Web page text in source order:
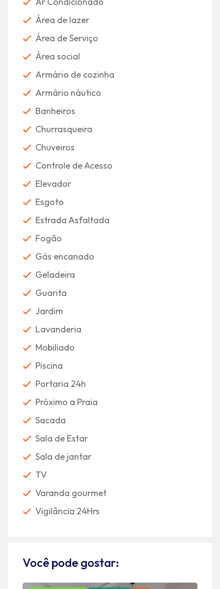
Área de lazer
Área de Serviço
Área social
Armário de cozinha
Armário náutico
Banheiros
Churrasqueira
Chuveiros
Controle de Acesso
Elevador
Esgoto
Estrada Asfaltada
Fogão
Gás encanado
Geladeira
Guarita
Jardim
Lavanderia
Mobiliado
Piscina
Portaria 24h
Próximo a Praia
Sacada
Sala de Estar
Sala de jantar
TV
Varanda gourmet
Vigilância 24Hrs
Você pode gostar: